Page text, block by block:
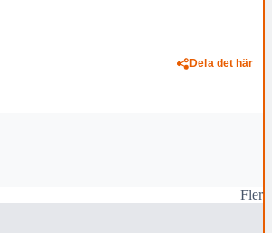
Dela det här
Fler